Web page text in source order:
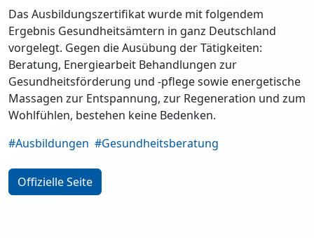
Das Ausbildungszertifikat wurde mit folgendem
Ergebnis Gesundheitsämtern in ganz Deutschland
vorgelegt. Gegen die Ausübung der Tätigkeiten:
Beratung, Energiearbeit Behandlungen zur
Gesundheitsförderung und -pflege sowie energetische
Massagen zur Entspannung, zur Regeneration und zum
Wohlfühlen, bestehen keine Bedenken.
#Ausbildungen #Gesundheitsberatung
Offizielle Seite